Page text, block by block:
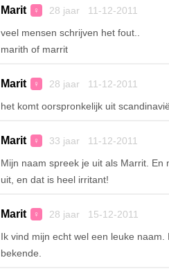
Marit ♀ 28 jaar 11-12-2011
veel mensen schrijven het fout..
marith of marrit
Marit ♀ 28 jaar 11-12-2011
het komt oorspronkelijk uit
Marit ♀ 33 jaar 11-12-2011
Mijn naam spreek je uit als Marrit.
uit, en dat is heel irritant!
Marit ♀ 28 jaar 15-12-2011
Ik vind mijn echt wel een leuke
bekende.